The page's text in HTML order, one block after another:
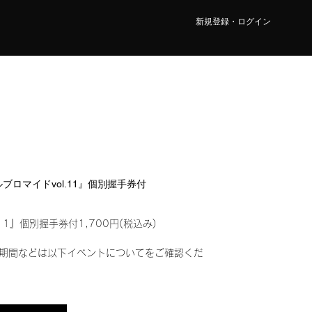
新規登録・ログイン
ロマイドvol.11』個別握手券付
』個別握手券付1,700円(税込み)
間などは以下イベントについてをご確認くだ